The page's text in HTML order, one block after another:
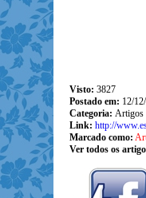
Visto: 3827
Postado em: 12/
Categoria: Artigos
Link: http://
Marcado como:
Ver todos os